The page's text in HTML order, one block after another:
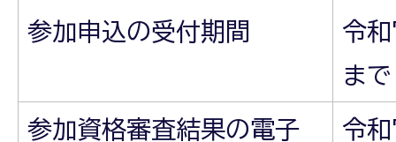
参加申込の受付期間
令
まで
参加資格審査結果の電子
令